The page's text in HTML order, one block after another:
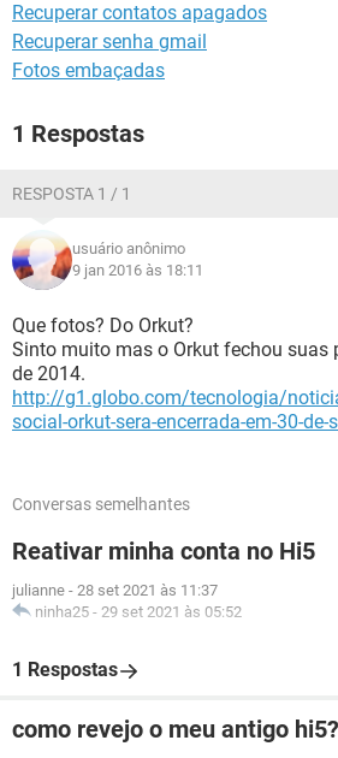
Recuperar contatos apagados
Recuperar senha gmail
Fotos embaçadas
1 Respostas
RESPOSTA 1 / 1
usuário anônimo
9 jan 2016 às 18:11
Que fotos? Do Orkut?
Sinto muito mas o Orkut fechou suas
de 2014.
http://g1.globo.com/tecnologia/
social-orkut-sera-encerrada-em-30-
Conversas semelhantes
Reativar minha conta no Hi5
julianne - 28 set 2021 às 11:37
ninha25 - 29 set 2021 às 05:52
1 Respostas
como revejo o meu antigo hi5?